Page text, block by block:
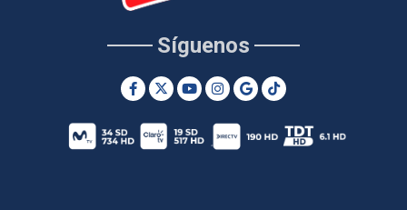
Síguenos